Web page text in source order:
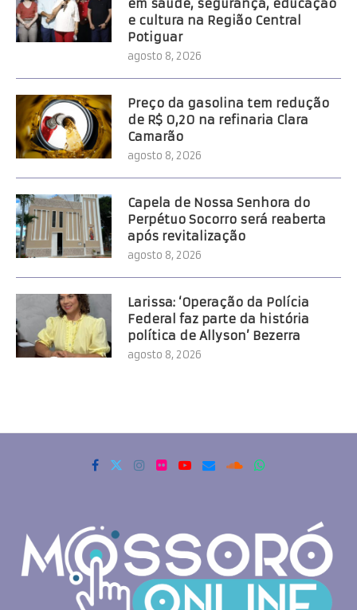
em saúde, segurança, educação
e cultura na Região Central
Potiguar
agosto 8, 2026
Preço da gasolina tem redução
de R$ 0,20 na refinaria Clara
Camarão
agosto 8, 2026
Capela de Nossa Senhora do
Perpétuo Socorro será reaberta
após revitalização
agosto 8, 2026
Larissa: ‘Operação da Polícia
Federal faz parte da história
política de Allyson’ Bezerra
agosto 8, 2026